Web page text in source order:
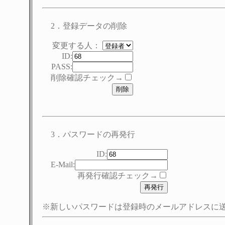
2．登録データの削除
変更する人：
ID:
PASS:
削除確認チェック→
3．パスワードの再発行
ID:
E-Mail:
再発行確認チェック→
※新しいパスワードは登録時のメールアドレスに